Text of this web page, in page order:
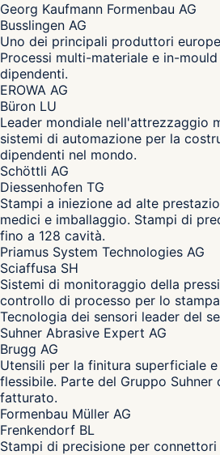
Georg Kaufmann Formenbau AG
Busslingen AG
Uno dei principali produttori
Processi multi-materiale e in-
dipendenti.
EROWA AG
Büron LU
Leader mondiale nell'attrezzaggio
sistemi di automazione per la
dipendenti nel mondo.
Schöttli AG
Diessenhofen TG
Stampi a iniezione ad alte
medici e imballaggio. Stampi di
fino a 128 cavità.
Priamus System Technologies AG
Sciaffusa SH
Sistemi di monitoraggio della
controllo di processo per lo
Tecnologia dei sensori leader del
Suhner Abrasive Expert AG
Brugg AG
Utensili per la finitura superficiale
flessibile. Parte del Gruppo Suhner
fatturato.
Formenbau Müller AG
Frenkendorf BL
Stampi di precisione per